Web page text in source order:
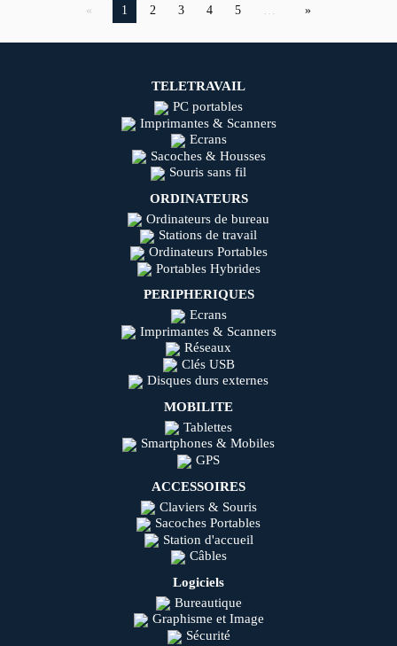
1 2 3 4 5 …
TELETRAVAIL
PC portables
Imprimantes & Scanners
Ecrans
Sacoches & Housses
Souris sans fil
ORDINATEURS
Ordinateurs de bureau
Stations de travail
Ordinateurs Portables
Portables Hybrides
PERIPHERIQUES
Ecrans
Imprimantes & Scanners
Réseaux
Clés USB
Disques durs externes
MOBILITE
Tablettes
Smartphones & Mobiles
GPS
ACCESSOIRES
Claviers & Souris
Sacoches Portables
Station d'accueil
Câbles
Logiciels
Bureautique
Graphisme et Image
Sécurité